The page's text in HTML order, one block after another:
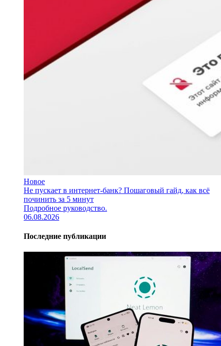
Новое
Не пускает в интернет-банк? Пошаговый гайд, как всё
починить за 5 минут
Подробное руководство.
06.08.2026
Последние публикации